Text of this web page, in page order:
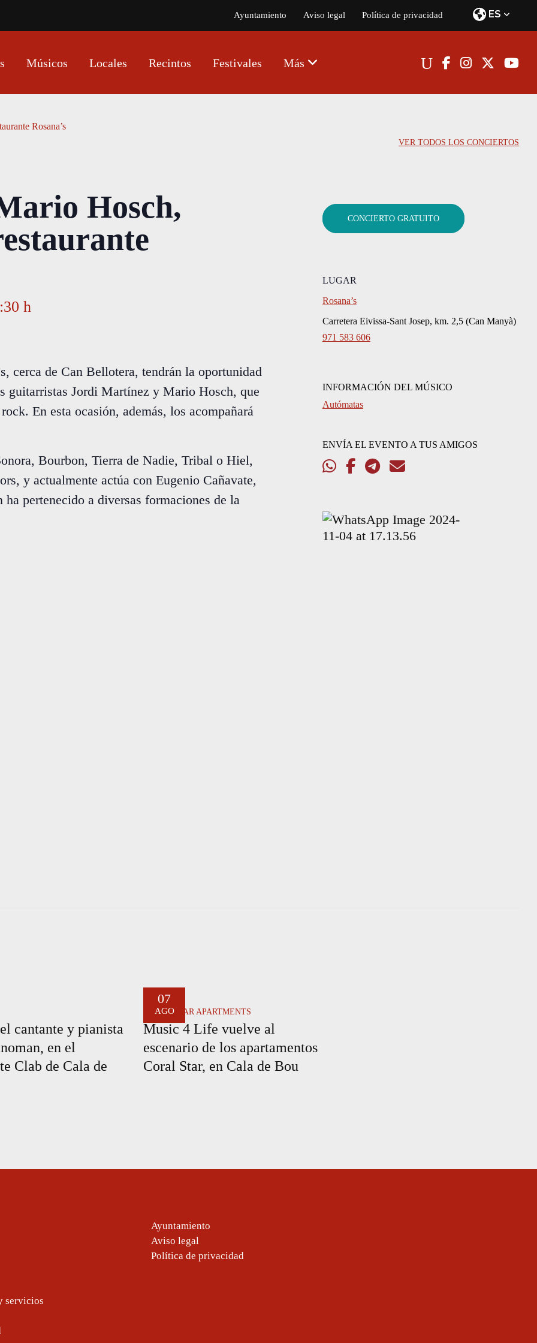
Ayuntamiento Aviso legal Política de privacidad ES
Músicos Locales Recintos Festivales Más
Rosana’s
VER TODOS LOS CONCIERTOS
Hosch,
h
cerca de Can Bellotera, tendrán la oportunidad
guitarristas Jordi Martínez y Mario Hosch, que
En esta ocasión, además, los acompañará
Bourbon, Tierra de Nadie, Tribal o Hiel,
y actualmente actúa con Eugenio Cañavate,
pertenecido a diversas formaciones de la
CONCIERTO GRATUITO
LUGAR
Rosana’s
Carretera Eivissa-Sant Josep, km. 2,5 (Can Manyà)
971 583 606
INFORMACIÓN DEL MÚSICO
Autómatas
ENVÍA EL EVENTO A TUS AMIGOS
cantante y pianista
en el
Clab de Cala de
07
AGO
CORAL STAR APARTMENTS
Music 4 Life vuelve al
escenario de los apartamentos
Coral Star, en Cala de Bou
servicios
Ayuntamiento
Aviso legal
Política de privacidad